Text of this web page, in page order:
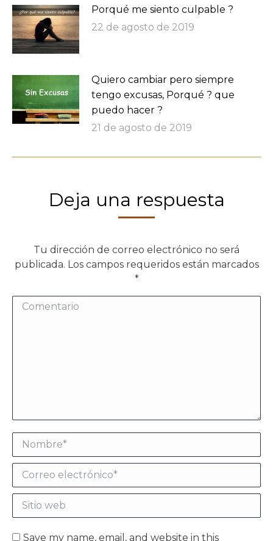
Porqué me siento culpable ?
22 de agosto de 2019
Quiero cambiar pero siempre
tengo excusas, Porqué ? que
puedo hacer ?
21 de agosto de 2019
Deja una respuesta
Tu dirección de correo electrónico no será
publicada. Los campos requeridos están marcados
*
Comentario
Nombre *
Correo electrónico *
Sitio web
Save my name, email, and website in this